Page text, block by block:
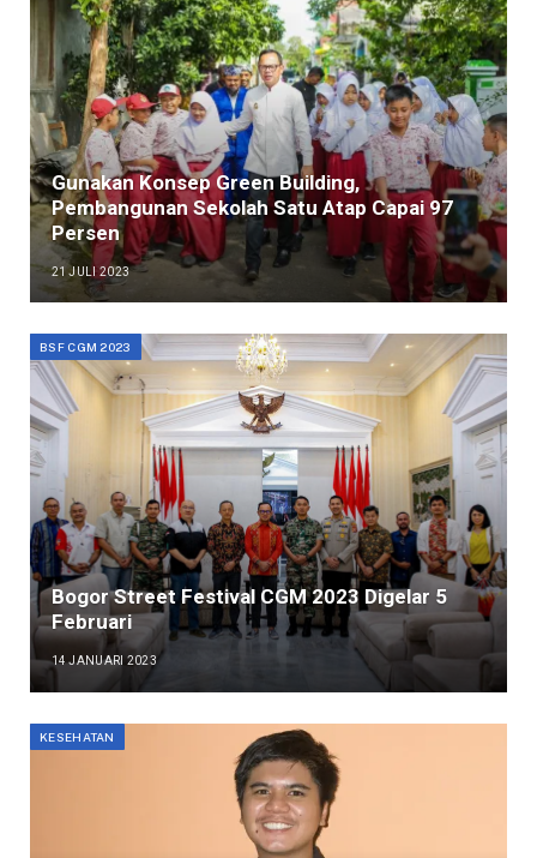
Gunakan Konsep Green Building,
Pembangunan Sekolah Satu Atap Capai 97
Persen
21 JULI 2023
BSF CGM 2023
Bogor Street Festival CGM 2023 Digelar 5
Februari
14 JANUARI 2023
KESEHATAN